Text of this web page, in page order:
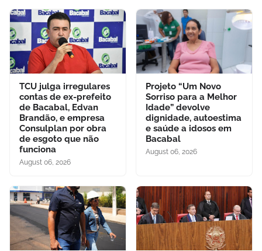
TCU julga irregulares
contas de ex-prefeito
de Bacabal, Edvan
Brandão, e empresa
Consulplan por obra
de esgoto que não
funciona
August 06, 2026
Projeto “Um Novo
Sorriso para a Melhor
Idade” devolve
dignidade, autoestima
e saúde a idosos em
Bacabal
August 06, 2026